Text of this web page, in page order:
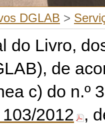
DGLAB >
do Livro,
de
c) do n.º
2012
,